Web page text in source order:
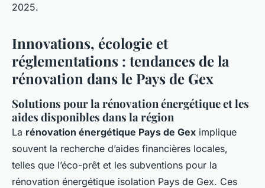
2025.
Innovations, écologie et
réglementations : tendances de la
rénovation dans le Pays de Gex
Solutions pour la rénovation énergétique et les
aides disponibles dans la région
La rénovation énergétique Pays de Gex implique
souvent la recherche d’aides financières locales,
telles que l’éco-prêt et les subventions pour la
rénovation énergétique isolation Pays de Gex. Ces